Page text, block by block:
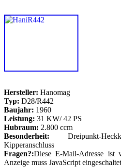
Hersteller: Hanomag
Typ: D28/R442
Baujahr: 1960
Leistung: 31 KW/ 42 PS
Hubraum: 2.800 ccm
Besonderheit: Dreipunkt-
Kipperanschluss
Fragen?:Diese E-Mail-Adresse ist
Anzeige muss JavaScript